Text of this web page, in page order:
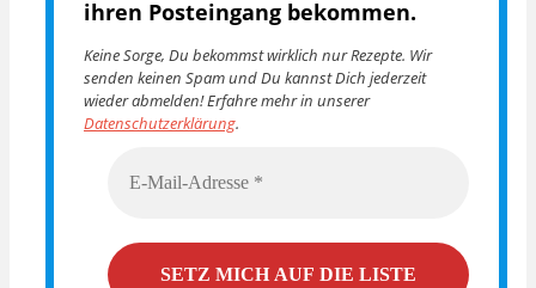
ihren Posteingang bekommen.
Keine Sorge, Du bekommst wirklich nur Rezepte. Wir
senden keinen Spam und Du kannst Dich jederzeit
wieder abmelden! Erfahre mehr in unserer
Datenschutzerklärung.